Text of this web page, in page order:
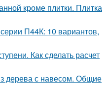
кроме плитки. Плитка
П44К: 10 вариантов,
Как сделать расчет
дерева с навесом. Общие